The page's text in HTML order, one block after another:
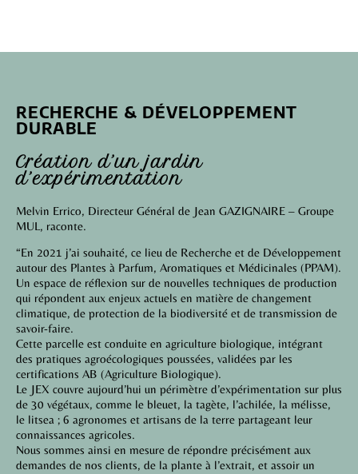
RECHERCHE & DÉVELOPPEMENT
DURABLE
Création d’un jardin
d’expérimentation
Melvin Errico, Directeur Général de Jean GAZIGNAIRE – Groupe
MUL, raconte.
“En 2021 j’ai souhaité, ce lieu de Recherche et de Développement
autour des Plantes à Parfum, Aromatiques et Médicinales (PPAM).
Un espace de réflexion sur de nouvelles techniques de production
qui répondent aux enjeux actuels en matière de changement
climatique, de protection de la biodiversité et de transmission de
savoir-faire.
Cette parcelle est conduite en agriculture biologique, intégrant
des pratiques agroécologiques poussées, validées par les
certifications AB (Agriculture Biologique).
Le JEX couvre aujourd’hui un périmètre d’expérimentation sur plus
de 30 végétaux, comme le bleuet, la tagète, l’achilée, la mélisse,
le litsea ; 6 agronomes et artisans de la terre partageant leur
connaissances agricoles.
Nous sommes ainsi en mesure de répondre précisément aux
demandes de nos clients, de la plante à l’extrait, et assoir un